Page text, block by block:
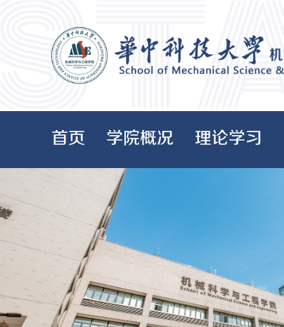
首页 学院概况 理论学习